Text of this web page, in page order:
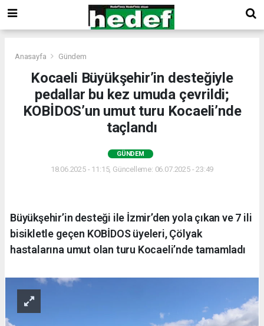
Anasayfa Gündem
Kocaeli Büyükşehir’in desteğiyle
pedallar bu kez umuda çevrildi;
KOBİDOS’un umut turu Kocaeli’nde
taçlandı
GÜNDEM
18.06.2025 - 11:15, Güncelleme: 06.07.2025 - 23:49
Büyükşehir’in desteği ile İzmir’den yola çıkan ve 7 ili
bisikletle geçen KOBİDOS üyeleri, Çölyak
hastalarına umut olan turu Kocaeli’nde tamamladı